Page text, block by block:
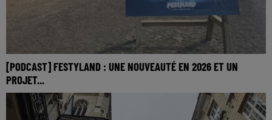
[PODCAST] FESTYLAND : UNE NOUVEAUTÉ EN 2026 ET UN
PROJET...